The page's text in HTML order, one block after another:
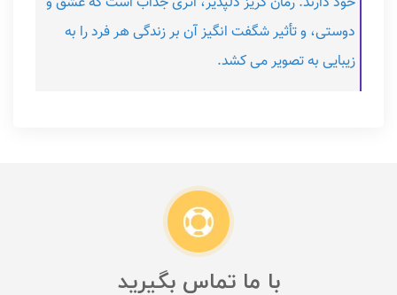
دوستی، و تأثیر شگفت انگیز آن بر زندگی هر فرد را به
زیبایی به تصویر می کشد.
با ما تماس بگیرید